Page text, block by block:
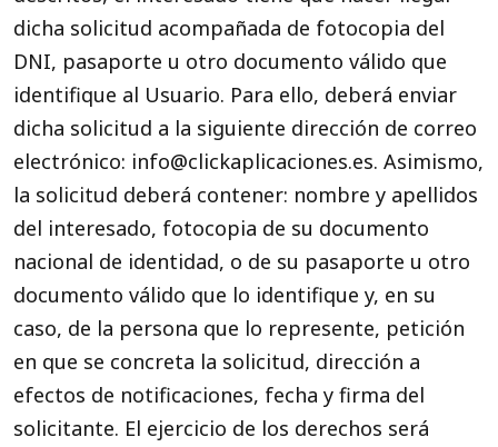
dicha solicitud acompañada de fotocopia del
DNI, pasaporte u otro documento válido que
identifique al Usuario. Para ello, deberá enviar
dicha solicitud a la siguiente dirección de correo
electrónico: info@clickaplicaciones.es. Asimismo,
la solicitud deberá contener: nombre y apellidos
del interesado, fotocopia de su documento
nacional de identidad, o de su pasaporte u otro
documento válido que lo identifique y, en su
caso, de la persona que lo represente, petición
en que se concreta la solicitud, dirección a
efectos de notificaciones, fecha y firma del
solicitante. El ejercicio de los derechos será